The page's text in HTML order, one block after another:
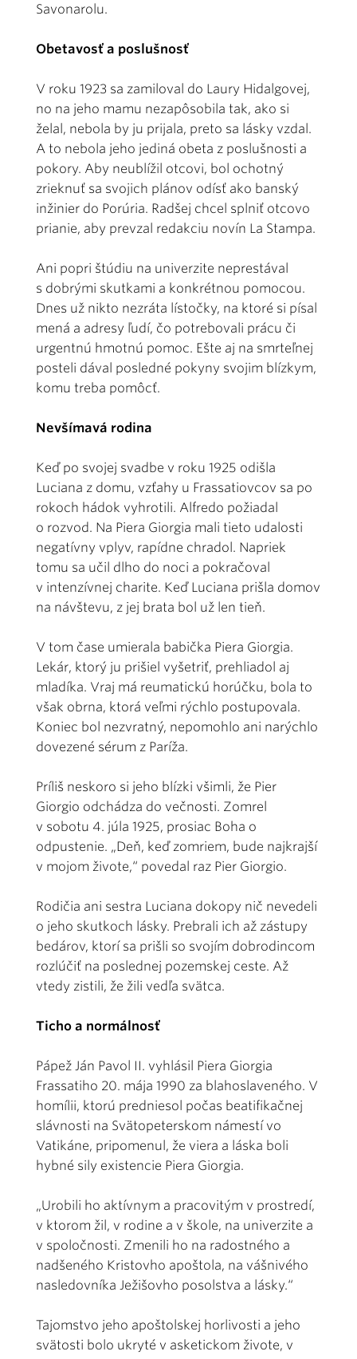
Savonarolu.
Obetavosť a poslušnosť
V roku 1923 sa zamiloval do Laury Hidalgovej,
no na jeho mamu nezapôsobila tak, ako si
želal, nebola by ju prijala, preto sa lásky vzdal.
A to nebola jeho jediná obeta z poslušnosti a
pokory. Aby neublížil otcovi, bol ochotný
zrieknuť sa svojich plánov odísť ako banský
inžinier do Porúria. Radšej chcel splniť otcovo
prianie, aby prevzal redakciu novín La Stampa.
Ani popri štúdiu na univerzite neprestával
s dobrými skutkami a konkrétnou pomocou.
Dnes už nikto nezráta lístočky, na ktoré si písal
mená a adresy ľudí, čo potrebovali prácu či
urgentnú hmotnú pomoc. Ešte aj na smrteľnej
posteli dával posledné pokyny svojim blízkym,
komu treba pomôcť.
Nevšímavá rodina
Keď po svojej svadbe v roku 1925 odišla
Luciana z domu, vzťahy u Frassatiovcov sa po
rokoch hádok vyhrotili. Alfredo požiadal
o rozvod. Na Piera Giorgia mali tieto udalosti
negatívny vplyv, rapídne chradol. Napriek
tomu sa učil dlho do noci a pokračoval
v intenzívnej charite. Keď Luciana prišla domov
na návštevu, z jej brata bol už len tieň.
V tom čase umierala babička Piera Giorgia.
Lekár, ktorý ju prišiel vyšetriť, prehliadol aj
mladíka. Vraj má reumatickú horúčku, bola to
však obrna, ktorá veľmi rýchlo postupovala.
Koniec bol nezvratný, nepomohlo ani narýchlo
dovezené sérum z Paríža.
Príliš neskoro si jeho blízki všimli, že Pier
Giorgio odchádza do večnosti. Zomrel
v sobotu 4. júla 1925, prosiac Boha o
odpustenie. „Deň, keď zomriem, bude najkrajší
v mojom živote,“ povedal raz Pier Giorgio.
Rodičia ani sestra Luciana dokopy nič nevedeli
o jeho skutkoch lásky. Prebrali ich až zástupy
bedárov, ktorí sa prišli so svojím dobrodincom
rozlúčiť na poslednej pozemskej ceste. Až
vtedy zistili, že žili vedľa svätca.
Ticho a normálnosť
Pápež Ján Pavol II. vyhlásil Piera Giorgia
Frassatiho 20. mája 1990 za blahoslaveného. V
homílii, ktorú predniesol počas beatifikačnej
slávnosti na Svätopeterskom námestí vo
Vatikáne, pripomenul, že viera a láska boli
hybné sily existencie Piera Giorgia.
„Urobili ho aktívnym a pracovitým v prostredí,
v ktorom žil, v rodine a v škole, na univerzite a
v spoločnosti. Zmenili ho na radostného a
nadšeného Kristovho apoštola, na vášnivého
nasledovníka Ježišovho posolstva a lásky.“
Tajomstvo jeho apoštolskej horlivosti a jeho
svätosti bolo ukryté v asketickom živote, v